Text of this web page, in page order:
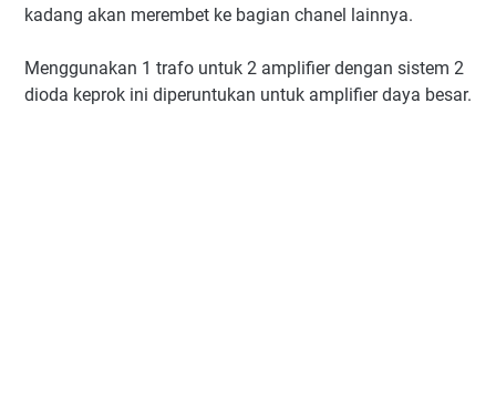
kadang akan merembet ke bagian chanel lainnya.
Menggunakan 1 trafo untuk 2 amplifier dengan sistem 2
dioda keprok ini diperuntukan untuk amplifier daya besar.